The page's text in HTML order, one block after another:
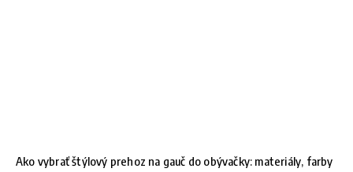
Ako vybrať štýlový prehoz na gauč do obývačky: materiály, farby